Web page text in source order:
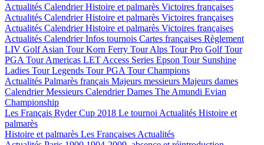
Actualités CalendrierHistoire et palmarès Victoires françaises
Actualités CalendrierHistoire et palmarès Victoires françaises
Actualités CalendrierHistoire et palmarès Victoires françaises
Actualités CalendrierInfos tournois Cartes françaises Règlement
LIV GolfAsian TourKorn Ferry TourAlps TourPro Golf Tour
PGA Tour Americas LET Access Series Epson Tour Sunshine
Ladies TourLegends TourPGA Tour Champions
Actualités Palmarès français Majeurs messieurs Majeurs dames
Calendrier Messieurs Calendrier Dames The Amundi Evian
Championship
Les Français Ryder Cup 2018 Le tournoi Actualités Histoire et
palmarès
Histoire et palmarès Les Françaises Actualités